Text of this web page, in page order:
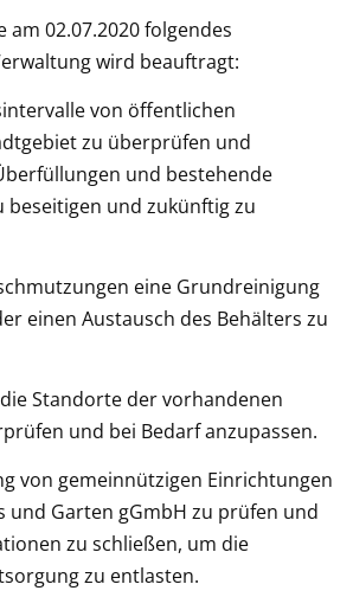
02.07.2020 folgendes
wird beauftragt:
von öffentlichen
zu überprüfen und
und bestehende
beseitigen und zukünftig zu
eine Grundreinigung
einen Austausch des Behälters zu
Standorte der vorhandenen
und bei Bedarf anzupassen.
von gemeinnützigen Einrichtungen
und Garten gGmbH zu prüfen und
zu schließen, um die
zu entlasten.